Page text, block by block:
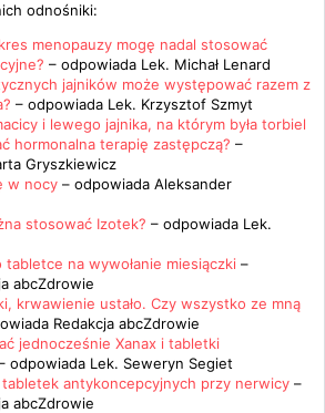
odnośniki:
menopauzy mogę nadal stosować
– odpowiada Lek. Michał Lenard
jajników może występować razem z
– odpowiada Lek. Krzysztof Szmyt
i lewego jajnika, na którym była torbiel
hormonalna terapię zastępczą? –
Gryszkiewicz
w nocy – odpowiada Aleksander
stosować Izotek? – odpowiada Lek.
na wywołanie miesiączki –
abcZdrowie
krwawienie ustało. Czy wszystko ze mną
Redakcja abcZdrowie
jednocześnie Xanax i tabletki
odpowiada Lek. Seweryn Segiet
antykoncepcyjnych przy nerwicy –
abcZdrowie